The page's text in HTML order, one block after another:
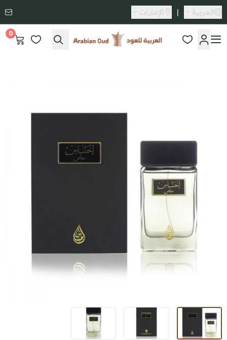
العربية | الإمارات
العربية للعود
0